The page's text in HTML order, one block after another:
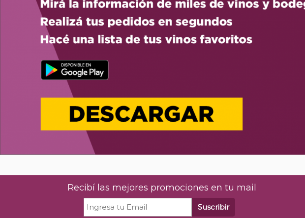
Recibí las mejores promociones en tu mail
Suscribir